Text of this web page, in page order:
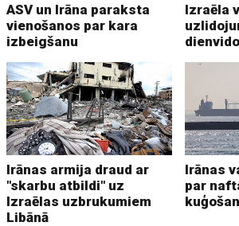
ASV un Irāna paraksta
vienošanos par kara
izbeigšanu
Izraēla
Irānas armija draud ar
"skarbu atbildi" uz
Izraēlas uzbrukumiem
Libānā
Irānas
par